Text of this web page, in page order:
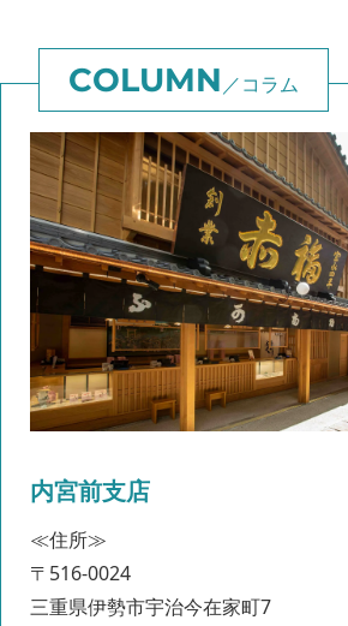
コラム
内宮前支店
≪住所≫
〒516-0024
三重県伊勢市宇治今在家町7